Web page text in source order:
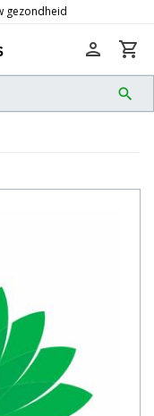
search
person shopping_cart